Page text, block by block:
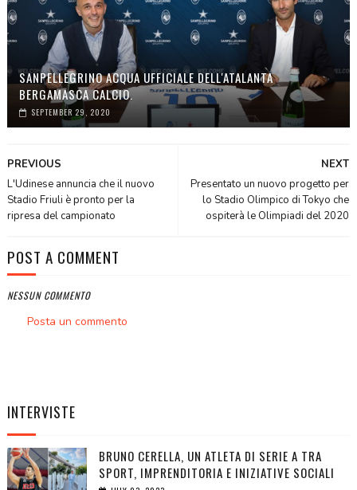
SANPELLEGRINO ACQUA UFFICIALE DELL'ATALANTA
BERGAMASCA CALCIO.
SEPTEMBER 29, 2020
NEXT
Presentato un nuovo progetto per
lo Stadio Olimpico di Tokyo che
ospiterà le Olimpiadi del 2020
PREVIOUS
L'Udinese annuncia che il nuovo
Stadio Friuli è pronto per la
ripresa del campionato
POST A COMMENT
NESSUN COMMENTO
Posta un commento
INTERVISTE
BRUNO CERELLA, UN ATLETA DI SERIE A TRA
SPORT, IMPRENDITORIA E INIZIATIVE SOCIALI